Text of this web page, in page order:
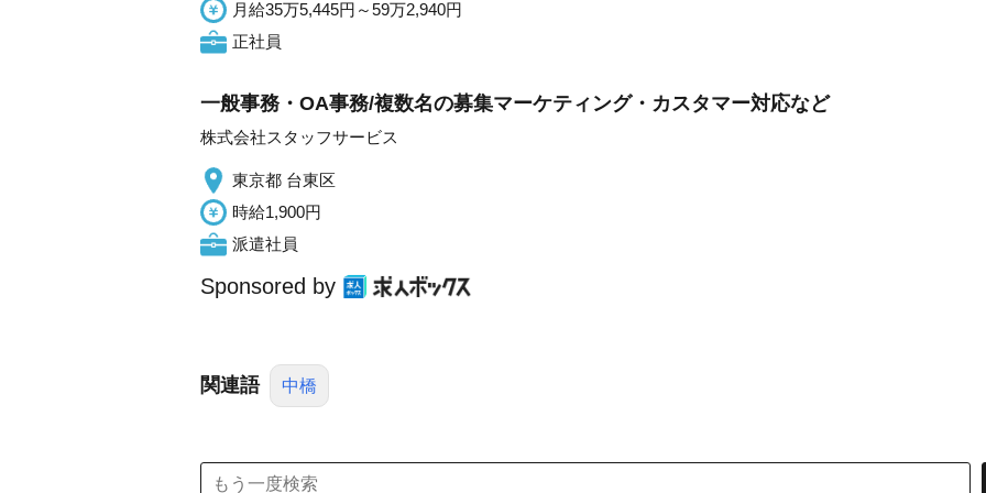
月給35万5,445円～59万2,940円
正社員
一般事務・OA事務/複数名の募集マーケティング・カスタマー対応など
株式会社スタッフサービス
東京都 台東区
時給1,900円
派遣社員
Sponsored by
関連語 中橋